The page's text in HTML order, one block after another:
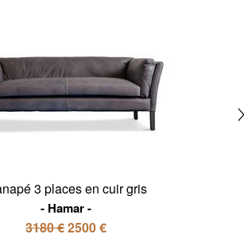
3 places en cuir gris
Hamar
3180 €2500 €